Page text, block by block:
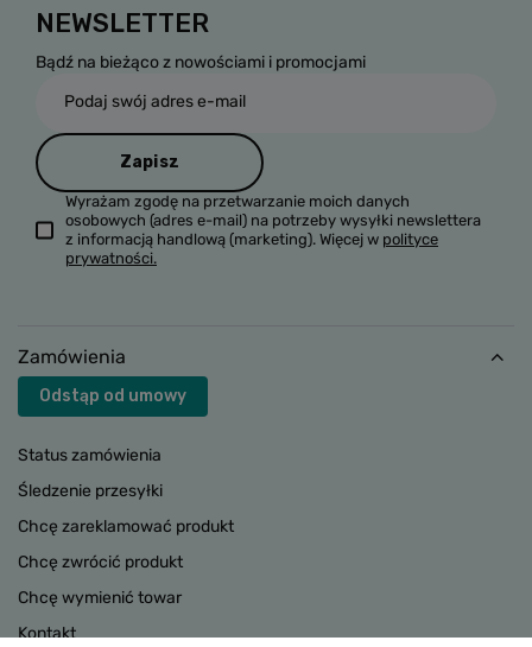
NEWSLETTER
Bądź na bieżąco z nowościami i promocjami
Podaj swój adres e-mail
Zapisz
Wyrażam zgodę na przetwarzanie moich danych
osobowych (adres e-mail) na potrzeby wysyłki newslettera
z informacją handlową (marketing). Więcej w polityce
prywatności.
Zamówienia
Odstąp od umowy
Status zamówienia
Śledzenie przesyłki
Chcę zareklamować produkt
Chcę zwrócić produkt
Chcę wymienić towar
Kontakt